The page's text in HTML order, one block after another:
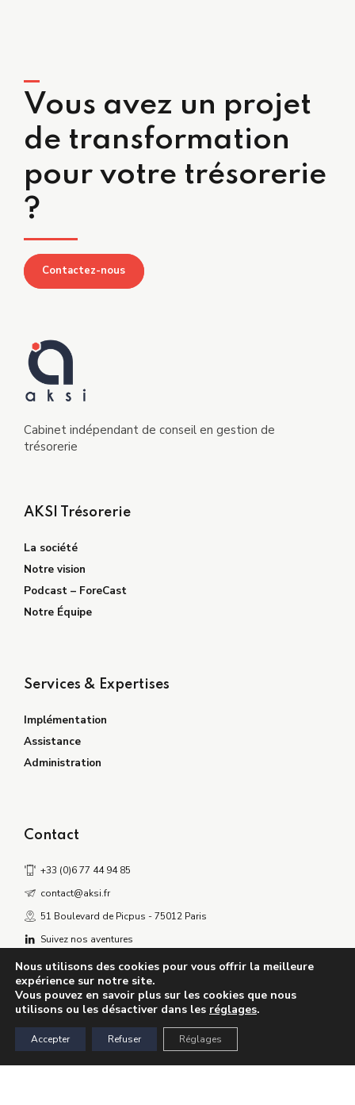
Vous avez un projet
de transformation
pour votre trésorerie
?
Contactez-nous
Cabinet indépendant de conseil en gestion de
trésorerie
AKSI Trésorerie
La société
Notre vision
Podcast – ForeCast
Notre Équipe
Services & Expertises
Implémentation
Assistance
Administration
Contact
+33 (0)6 77 44 94 85
contact@aksi.fr
51 Boulevard de Picpus - 75012 Paris
Suivez nos aventures
©2024 AKSI. Tous droits réservés
Mentions légales
Nous utilisons des cookies pour vous offrir la meilleure
expérience sur notre site.
Vous pouvez en savoir plus sur les cookies que nous
utilisons ou les désactiver dans les réglages.
Accepter Refuser Réglages